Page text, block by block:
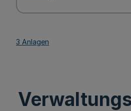
3 Anlagen